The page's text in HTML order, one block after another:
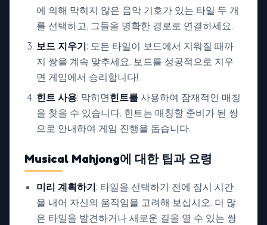
에 의해 막히지 않은 음악 기호가 있는 타일 두 개
를 선택하고, 그들을 명확한 경로로 연결하세요.
보드 지우기: 모든 타일이 보드에서 지워질 때까
지 쌍을 계속 맞추세요. 보드를 성공적으로 지우
면 게임에서 승리합니다!
힌트 사용: 막히면힌트를 사용하여 잠재적인 매칭
을 찾을 수 있습니다. 힌트는 매칭할 준비가 된 쌍
으로 안내하여 게임 진행을 돕습니다.
Musical Mahjong에 대한 팁과 요령
미리 계획하기: 타일을 선택하기 전에 잠시 시간
을 내어 자신의 움직임을 고려해 보십시오. 더 많
은 타일을 발견하거나 새로운 길을 열 수 있는 쌍